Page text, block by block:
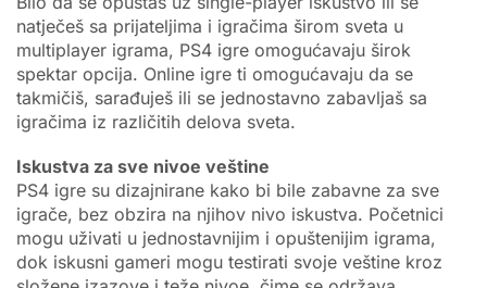
natječeš sa prijateljima i igračima širom sveta u
multiplayer igrama, PS4 igre omogućavaju širok
spektar opcija. Online igre ti omogućavaju da se
takmičiš, sarađuješ ili se jednostavno zabavljaš sa
igračima iz različitih delova sveta.
Iskustva za sve nivoe veštine
PS4 igre su dizajnirane kako bi bile zabavne za sve
igrače, bez obzira na njihov nivo iskustva. Početnici
mogu uživati u jednostavnijim i opuštenijim igrama,
dok iskusni gameri mogu testirati svoje veštine kroz